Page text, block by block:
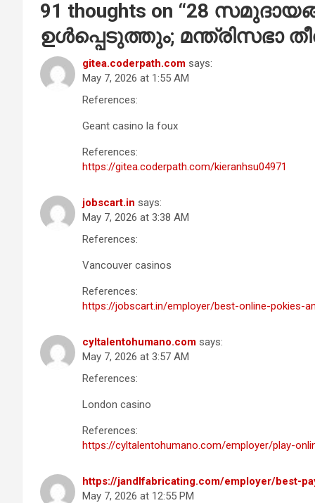
91 thoughts on “28
ഉൾപ്പെടുത്തും; മന്ത്രിസഭാ
gitea.coderpath.com says:
May 7, 2026 at 1:55 AM
References:
Geant casino la foux
References:
https://gitea.coderpath.com/kieranhsu04971
jobscart.in says:
May 7, 2026 at 3:38 AM
References:
Vancouver casinos
References:
https://jobscart.in/employer/best-online-pokies-
cyltalentohumano.com says:
May 7, 2026 at 3:57 AM
References:
London casino
References:
https://cyltalentohumano.com/employer/play-
https://jandlfabricating.com/employer/best-
May 7, 2026 at 12:55 PM